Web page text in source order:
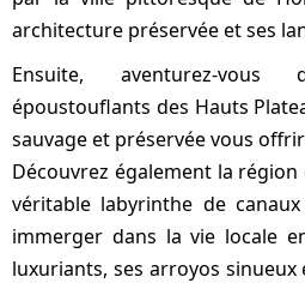
architecture préservée et ses
Ensuite, aventurez-
époustouflants des Hauts
sauvage et préservée vous
Découvrez également la
véritable labyrinthe de
immerger dans la vie locale
luxuriants, ses arroyos